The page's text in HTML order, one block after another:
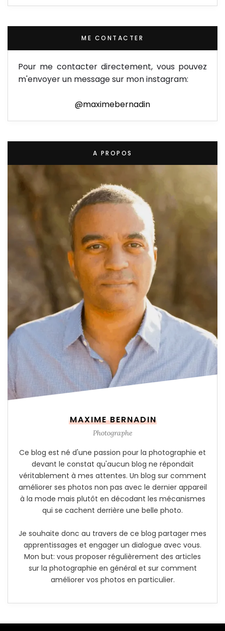
ME CONTACTER
Pour me contacter directement, vous pouvez
m'envoyer un message sur mon instagram:
@maximebernadin
A PROPOS
MAXIME BERNADIN
Photographe
Ce blog est né d'une passion pour la photographie et
devant le constat qu'aucun blog ne répondait
véritablement à mes attentes. Un blog sur comment
améliorer ses photos non pas avec le dernier appareil
à la mode mais plutôt en décodant les mécanismes
qui se cachent derrière une belle photo.
Je souhaite donc au travers de ce blog partager mes
apprentissages et engager un dialogue avec vous.
Mon but: vous proposer régulièrement des articles
sur la photographie en général et sur comment
améliorer vos photos en particulier.